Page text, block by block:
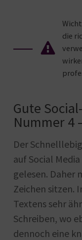
die
Gute
Nummer 4
Der
auf Social
gelesen. Daher
Zeichen sitzen.
Textens sehr
Schreiben, wo
dennoch eine